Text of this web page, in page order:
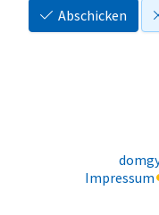
Abschicken
Impressum